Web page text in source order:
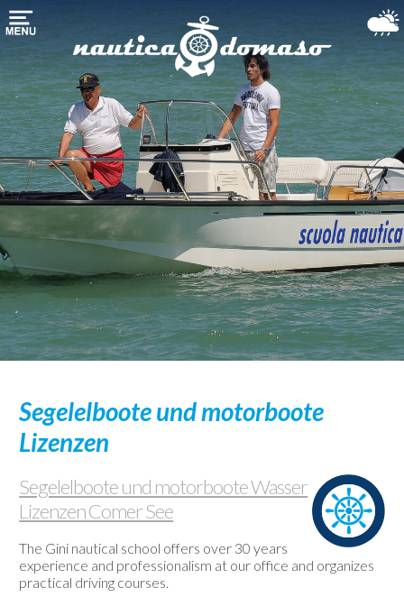
Startseite
Bootslagerung
Yachthafen-
Liegeplatz
Boote
dienste
Der
Comer
see
Gebrauchte
Webcam
Kontakte
Segelelboote und motorboote
Lizenzen
Segelelboote und motorboote Wasser
Lizenzen Comer See
The Gini nautical school offers over 30 years
experience and professionalism at our office and organizes
practical driving courses.